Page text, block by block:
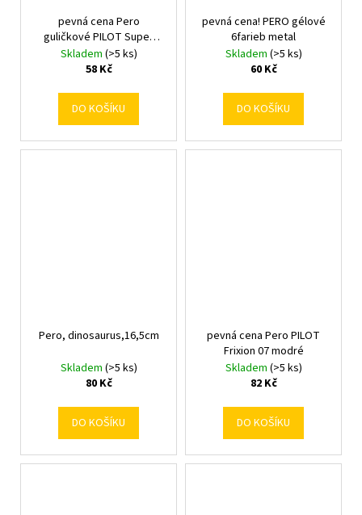
pevná cena Pero
guličkové PILOT Super
Grip modré
Skladem (>5 ks)
58 Kč
DO KOŠÍKU
pevná cena! PERO gélové
6farieb metal
Skladem (>5 ks)
60 Kč
DO KOŠÍKU
Pero, dinosaurus,16,5cm
Skladem (>5 ks)
80 Kč
DO KOŠÍKU
pevná cena Pero PILOT
Frixion 07 modré
Skladem (>5 ks)
82 Kč
DO KOŠÍKU